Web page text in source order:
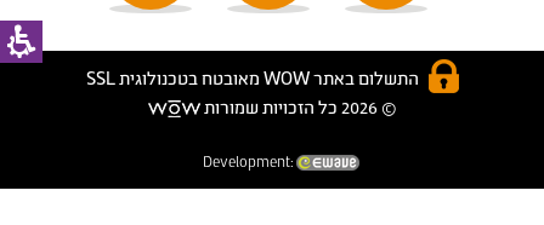
התשלום באתר WOW מאובטח בטכנולוגית SSL
© 2026 כל הזכויות שמורות
Development: